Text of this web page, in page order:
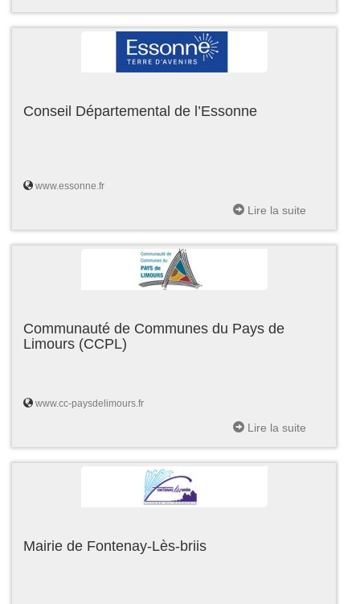
Conseil Départemental de l’Essonne
www.essonne.fr
Lire la suite
Communauté de Communes du Pays de
Limours (CCPL)
www.cc-paysdelimours.fr
Lire la suite
Mairie de Fontenay-Lès-briis